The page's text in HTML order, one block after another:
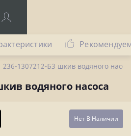
236-1307212-Б3 шкив водяного
водяного насоса
Нет В Наличии